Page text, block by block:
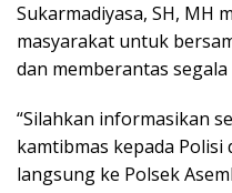
Sukarmadiyasa, SH, MH
masyarakat untuk
dan memberantas
“Silahkan informasikan
kamtibmas kepada Polisi
langsung ke Polsek